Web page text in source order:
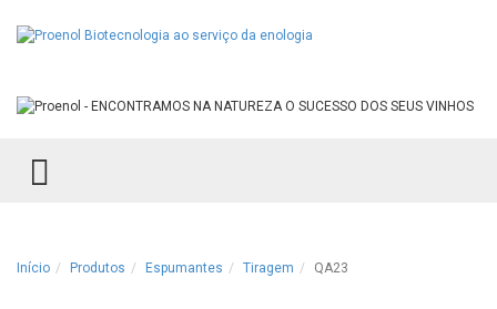
TOGGLE MENU
Início Produtos Espumantes Tiragem QA23